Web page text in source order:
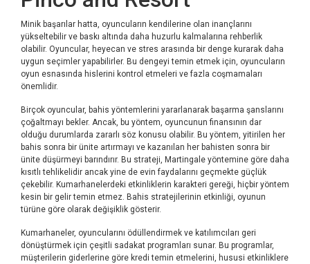
Minik başarılar hatta, oyuncuların kendilerine olan inançlarını
yükseltebilir ve baskı altında daha huzurlu kalmalarına rehberlik
olabilir. Oyuncular, heyecan ve stres arasında bir denge kurarak daha
uygun seçimler yapabilirler. Bu dengeyi temin etmek için, oyuncuların
oyun esnasında hislerini kontrol etmeleri ve fazla coşmamaları
önemlidir.
Birçok oyuncular, bahis yöntemlerini yararlanarak başarma şanslarını
çoğaltmayı bekler. Ancak, bu yöntem, oyuncunun finansının dar
olduğu durumlarda zararlı söz konusu olabilir. Bu yöntem, yitirilen her
bahis sonra bir ünite artırmayı ve kazanılan her bahisten sonra bir
ünite düşürmeyi barındırır. Bu strateji, Martingale yöntemine göre daha
kısıtlı tehlikelidir ancak yine de evin faydalarını geçmekte güçlük
çekebilir. Kumarhanelerdeki etkinliklerin karakteri gereği, hiçbir yöntem
kesin bir gelir temin etmez. Bahis stratejilerinin etkinliği, oyunun
türüne göre olarak değişiklik gösterir.
Kumarhaneler, oyuncularını ödüllendirmek ve katılımcıları geri
dönüştürmek için çeşitli sadakat programları sunar. Bu programlar,
müşterilerin giderlerine göre kredi temin etmelerini, hususi etkinliklere